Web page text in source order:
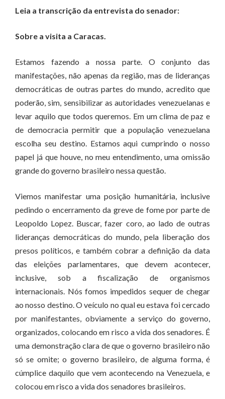
Leia a transcrição da entrevista do senador:
Sobre a visita a Caracas.
Estamos fazendo a nossa parte. O conjunto das
manifestações, não apenas da região, mas de lideranças
democráticas de outras partes do mundo, acredito que
poderão, sim, sensibilizar as autoridades venezuelanas e
levar aquilo que todos queremos. Em um clima de paz e
de democracia permitir que a população venezuelana
escolha seu destino. Estamos aqui cumprindo o nosso
papel já que houve, no meu entendimento, uma omissão
grande do governo brasileiro nessa questão.
Viemos manifestar uma posição humanitária, inclusive
pedindo o encerramento da greve de fome por parte de
Leopoldo Lopez. Buscar, fazer coro, ao lado de outras
lideranças democráticas do mundo, pela liberação dos
presos políticos, e também cobrar a definição da data
das eleições parlamentares, que devem acontecer,
inclusive, sob a fiscalização de organismos
internacionais. Nós fomos impedidos sequer de chegar
ao nosso destino. O veículo no qual eu estava foi cercado
por manifestantes, obviamente a serviço do governo,
organizados, colocando em risco a vida dos senadores. É
uma demonstração clara de que o governo brasileiro não
só se omite; o governo brasileiro, de alguma forma, é
cúmplice daquilo que vem acontecendo na Venezuela, e
colocou em risco a vida dos senadores brasileiros.